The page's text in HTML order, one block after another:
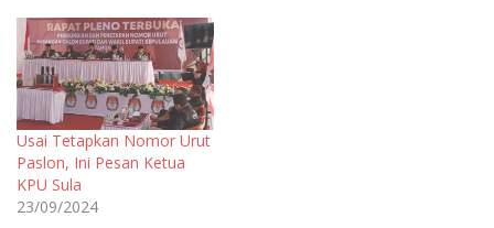
Calon Anggota KPU
Kepulauan Sula, Maluku
Utara, Rabu (20/3/24).
Menurut Rifai,
pengumuman hasil tes
kesehatan dan wawancara
dengan nomor:
4/TIMSELKABKOTA-
GEL.12-Pul/03/82-I/2024,
Usai Tetapkan Nomor Urut
Paslon, Ini Pesan Ketua
KPU Sula
23/09/2024